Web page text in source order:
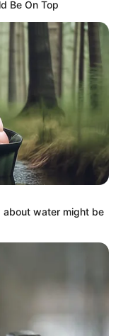
στοGoogle
Be On Top
water might be